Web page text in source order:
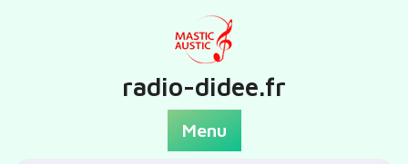
radio-didee.fr
Menu